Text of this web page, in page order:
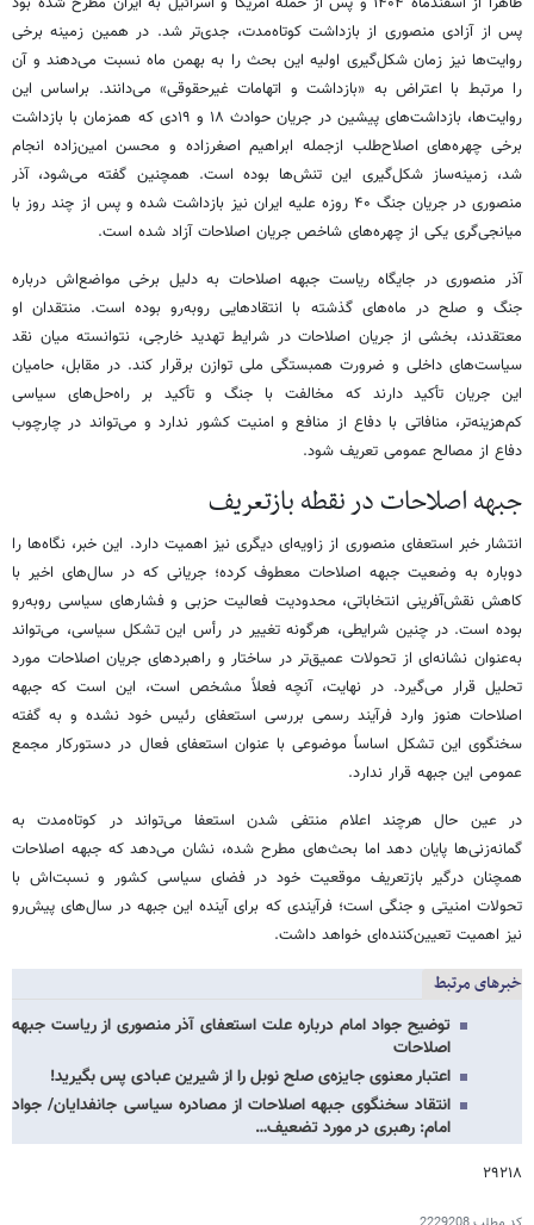
پس از آزادی منصوری از بازداشت کوتاه‌مدت، جدی‌تر شد. در همین زمینه برخی
روایت‌ها نیز زمان شکل‌گیری اولیه این بحث را به بهمن‌ ماه نسبت می‌دهند و آن
را مرتبط با اعتراض به «بازداشت و اتهامات غیرحقوقی» می‌دانند. براساس این
روایت‌ها، بازداشت‌های پیشین در جریان حوادث ۱۸ و ۱۹‌دی که همزمان با بازداشت
برخی چهره‌های اصلاح‌طلب ازجمله ابراهیم اصغرزاده و محسن امین‌زاده انجام
شد، زمینه‌ساز شکل‌گیری این تنش‌ها بوده است. همچنین گفته می‌شود، آذر
منصوری در جریان جنگ ۴۰ روزه علیه ایران نیز بازداشت شده و پس از چند روز با
میانجی‌گری یکی از چهره‌های شاخص جریان اصلاحات آزاد شده است.
آذر منصوری در جایگاه ریاست جبهه اصلاحات به دلیل برخی مواضع‌اش درباره
جنگ و صلح در ماه‌های گذشته با انتقادهایی روبه‌رو بوده است. منتقدان او
معتقدند، بخشی از جریان اصلاحات در شرایط تهدید خارجی، نتوانسته میان نقد
سیاست‌های داخلی و ضرورت همبستگی ملی توازن برقرار کند. در مقابل، حامیان
این جریان تأکید دارند که مخالفت با جنگ و تأکید بر راه‌حل‌های سیاسی
کم‌هزینه‌تر، منافاتی با دفاع از منافع و امنیت کشور ندارد و می‌تواند در چارچوب
دفاع از مصالح عمومی تعریف شود.
جبهه اصلاحات در نقطه بازتعریف
انتشار خبر استعفای منصوری از زاویه‌ای دیگری نیز اهمیت دارد. این خبر، نگاه‌ها را
دوباره به وضعیت جبهه اصلاحات معطوف کرده؛ جریانی که در سال‌های اخیر با
کاهش نقش‌آفرینی انتخاباتی، محدودیت فعالیت حزبی و فشارهای سیاسی روبه‌رو
بوده است. در چنین شرایطی، هرگونه تغییر در رأس این تشکل سیاسی، می‌تواند
به‌عنوان نشانه‌ای از تحولات عمیق‌تر در ساختار و راهبردهای جریان اصلاحات مورد
تحلیل قرار می‌گیرد. در نهایت، آنچه فعلاً مشخص است، این است که جبهه
اصلاحات هنوز وارد فرآیند رسمی بررسی استعفای رئیس خود نشده و به گفته
سخنگوی این تشکل اساساً موضوعی با عنوان استعفای فعال در دستورکار مجمع
عمومی این جبهه قرار ندارد.
در عین‌ حال هرچند اعلام منتفی ‌شدن استعفا می‌تواند در کوتاه‌مدت به
گمانه‌زنی‌ها پایان دهد اما بحث‌های مطرح شده، نشان می‌دهد که جبهه اصلاحات
همچنان درگیر بازتعریف موقعیت خود در فضای سیاسی کشور و نسبت‌اش با
تحولات امنیتی و جنگی است؛ فرآیندی که برای آینده این جبهه در سال‌های پیش‌رو
نیز اهمیت تعیین‌کننده‌ای خواهد داشت.
خبرهای مرتبط
توضیح جواد امام درباره علت استعفای آذر منصوری از ریاست جبهه
اصلاحات
اعتبار معنوی جایزه‌ی صلح نوبل را از شیرین عبادی پس بگیرید!
انتقاد سخنگوی جبهه اصلاحات از مصادره سیاسی جانفدایان/ جواد
امام: رهبری در مورد تضعیف…
۲۹۲۱۸